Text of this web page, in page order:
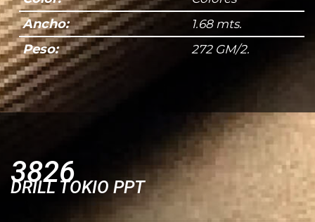
Ancho: 1.68 mts.
Peso: 272 GM/2.
3826
DRILL TOKIO PPT
Subir su cv*